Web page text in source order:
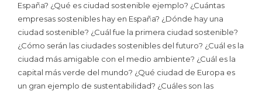
España? ¿Qué es ciudad sostenible ejemplo? ¿Cuántas
empresas sostenibles hay en España? ¿Dónde hay una
ciudad sostenible? ¿Cuál fue la primera ciudad sostenible?
¿Cómo serán las ciudades sostenibles del futuro? ¿Cuál es la
ciudad más amigable con el medio ambiente? ¿Cuál es la
capital más verde del mundo? ¿Qué ciudad de Europa es
un gran ejemplo de sustentabilidad? ¿Cuáles son las